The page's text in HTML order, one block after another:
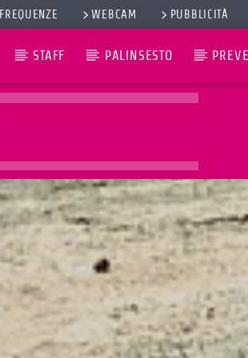
FREQUENZE WEBCAM PUBBLICITÀ
STAFF PALINSESTO